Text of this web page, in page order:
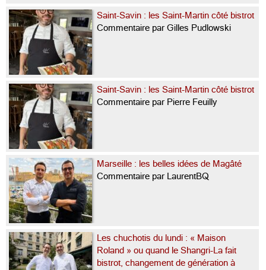
Saint-Savin : les Saint-Martin côté bistrot
Commentaire par Gilles Pudlowski
Saint-Savin : les Saint-Martin côté bistrot
Commentaire par Pierre Feuilly
Marseille : les belles idées de Magâté
Commentaire par LaurentBQ
Les chuchotis du lundi : « Maison
Roland » ou quand le Shangri-La fait
bistrot, changement de génération à